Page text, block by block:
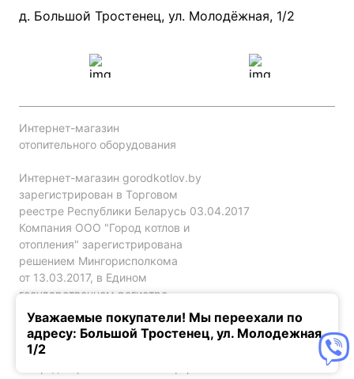
Проект систем отопления
д. Большой Тростенец, ул. Молодёжная, 1/2
Интернет-магазин
отопительного оборудования
Интернет-магазин gorodkotlov.by
зарегистрирован в Торговом
реестре Республики Беларусь 03.04.2017
Компания ООО "Город котлов и
отопления" зарегистрирована
решением Мингорисполкома
от 13.03.2017, в Едином
государственном регистре
юр. лиц и индивидуальных
предпринимателей за №192786120.
Уважаемые покупатели! Мы переехали по
адресу: Большой Тростенец, ул. Молодежная,
1/2